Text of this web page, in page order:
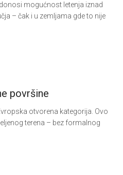
mogućnost letenja iznad
– čak i u zemljama gde to nije
površine
otvorena kategorija. Ovo
terena – bez formalnog